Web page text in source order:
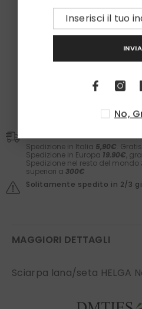
Spendi almeno 100€:
paiodi calzini
Spendi almeno200€:
300€:
paiadi calzini
Nelle box troverai il meglio
sieri, prodotti barba e
prodotti è garantito.
Spedizione in Italia 5,90€.
Spedizione in Europa 19.90€,
Spedizione nel resto del mondo
superiori a 300€
Solitamente spedito in 2/3
MAGGIORI DETTAGLI
Sciarpa lana/seta HELGA
INVIA
No,